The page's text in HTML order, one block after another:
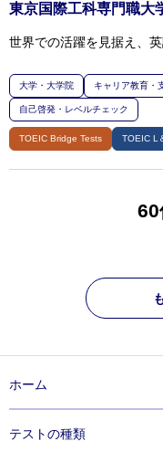
東京国際工科専門職大
世界での活躍を見据え、
大学・大学院 キャリア教育・
自己啓発・レベルチェック
TOEIC Bridge Tests TOEIC L
60
ホーム
テストの種類